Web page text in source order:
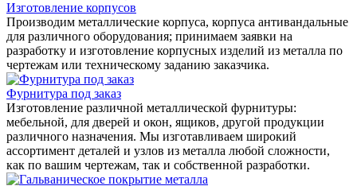
Изготовление корпусов
Производим металлические корпуса, корпуса антивандальные
для различного оборудования; принимаем заявки на
разработку и изготовление корпусных изделий из металла по
чертежам или техническому заданию заказчика.
Фурнитура под заказ
Изготовление различной металлической фурнитуры:
мебельной, для дверей и окон, ящиков, другой продукции
различного назначения. Мы изготавливаем широкий
ассортимент деталей и узлов из металла любой сложности,
как по вашим чертежам, так и собственной разработки.